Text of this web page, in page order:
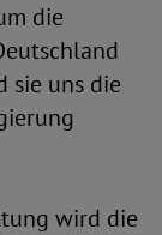
die
sie uns die
wird die